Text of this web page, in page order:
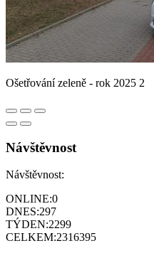
Ošetřování zeleně - rok 2025 2
Návštěvnost
Návštěvnost:
ONLINE:0
DNES:297
TÝDEN:2299
CELKEM:2316395